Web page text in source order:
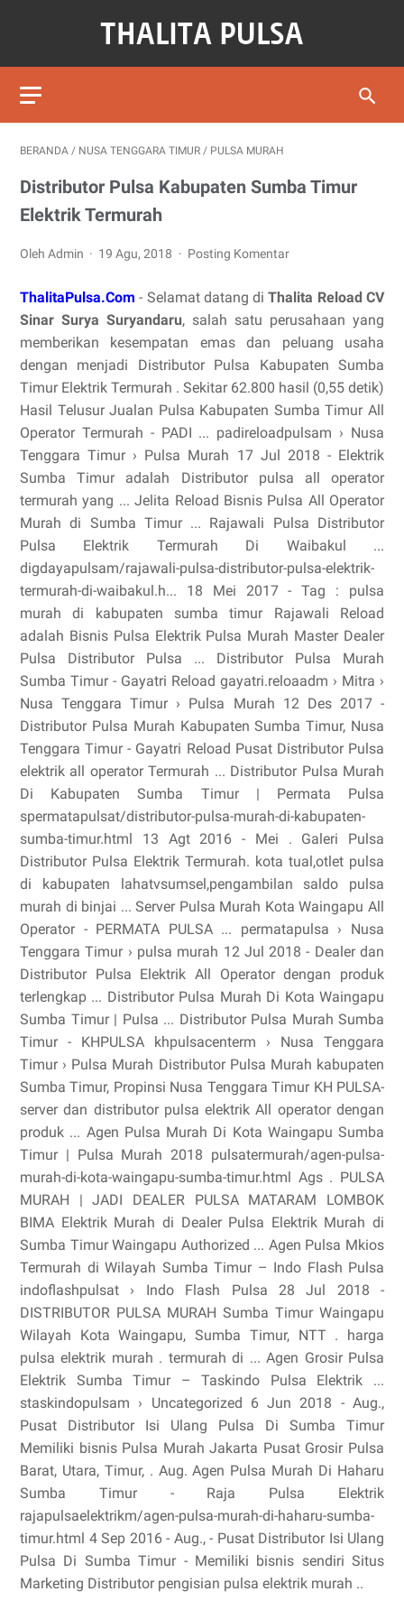
BERANDA / NUSA TENGGARA TIMUR / PULSA MURAH
Distributor Pulsa Kabupaten Sumba Timur
Elektrik Termurah
Oleh Admin 19 Agu, 2018 Posting Komentar
ThalitaPulsa.Com - Selamat datang diThalita Reload CV
Sinar Surya Suryandaru, salah satu perusahaan yang
memberikan kesempatan emas dan peluang usaha
dengan menjadi Distributor Pulsa Kabupaten Sumba
Timur Elektrik Termurah . Sekitar 62.800 hasil (0,55 detik)
Hasil Telusur Jualan Pulsa Kabupaten Sumba Timur All
Operator Termurah - PADI ... padireloadpulsam › Nusa
Tenggara Timur › Pulsa Murah 17 Jul 2018 - Elektrik
Sumba Timur adalah Distributor pulsa all operator
termurah yang ... Jelita Reload Bisnis Pulsa All Operator
Murah di Sumba Timur ... Rajawali Pulsa Distributor
Pulsa Elektrik Termurah Di Waibakul ...
digdayapulsam/rajawali-pulsa-distributor-pulsa-elektrik-
termurah-di-waibakul.h... 18 Mei 2017 - Tag : pulsa
murah di kabupaten sumba timur Rajawali Reload
adalah Bisnis Pulsa Elektrik Pulsa Murah Master Dealer
Pulsa Distributor Pulsa ... Distributor Pulsa Murah
Sumba Timur - Gayatri Reload gayatri.reloaadm › Mitra ›
Nusa Tenggara Timur › Pulsa Murah 12 Des 2017 -
Distributor Pulsa Murah Kabupaten Sumba Timur, Nusa
Tenggara Timur - Gayatri Reload Pusat Distributor Pulsa
elektrik all operator Termurah ... Distributor Pulsa Murah
Di Kabupaten Sumba Timur | Permata Pulsa
spermatapulsat/distributor-pulsa-murah-di-kabupaten-
sumba-timur.html 13 Agt 2016 - Mei . Galeri Pulsa
Distributor Pulsa Elektrik Termurah. kota tual,otlet pulsa
di kabupaten lahatvsumsel,pengambilan saldo pulsa
murah di binjai ... Server Pulsa Murah Kota Waingapu All
Operator - PERMATA PULSA ... permatapulsa › Nusa
Tenggara Timur › pulsa murah 12 Jul 2018 - Dealer dan
Distributor Pulsa Elektrik All Operator dengan produk
terlengkap ... Distributor Pulsa Murah Di Kota Waingapu
Sumba Timur | Pulsa ... Distributor Pulsa Murah Sumba
Timur - KHPULSA khpulsacenterm › Nusa Tenggara
Timur › Pulsa Murah Distributor Pulsa Murah kabupaten
Sumba Timur, Propinsi Nusa Tenggara Timur KH PULSA-
server dan distributor pulsa elektrik All operator dengan
produk ... Agen Pulsa Murah Di Kota Waingapu Sumba
Timur | Pulsa Murah 2018 pulsatermurah/agen-pulsa-
murah-di-kota-waingapu-sumba-timur.html Ags . PULSA
MURAH | JADI DEALER PULSA MATARAM LOMBOK
BIMA Elektrik Murah di Dealer Pulsa Elektrik Murah di
Sumba Timur Waingapu Authorized ... Agen Pulsa Mkios
Termurah di Wilayah Sumba Timur – Indo Flash Pulsa
indoflashpulsat › Indo Flash Pulsa 28 Jul 2018 -
DISTRIBUTOR PULSA MURAH Sumba Timur Waingapu
Wilayah Kota Waingapu, Sumba Timur, NTT . harga
pulsa elektrik murah . termurah di ... Agen Grosir Pulsa
Elektrik Sumba Timur – Taskindo Pulsa Elektrik ...
staskindopulsam › Uncategorized 6 Jun 2018 - Aug.,
Pusat Distributor Isi Ulang Pulsa Di Sumba Timur
Memiliki bisnis Pulsa Murah Jakarta Pusat Grosir Pulsa
Barat, Utara, Timur, . Aug. Agen Pulsa Murah Di Haharu
Sumba Timur - Raja Pulsa Elektrik
rajapulsaelektrikm/agen-pulsa-murah-di-haharu-sumba-
timur.html 4 Sep 2016 - Aug., - Pusat Distributor Isi Ulang
Pulsa Di Sumba Timur - Memiliki bisnis sendiri Situs
Marketing Distributor pengisian pulsa elektrik murah ..